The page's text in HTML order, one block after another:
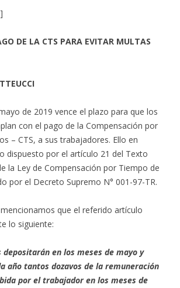
DE LA CTS PARA EVITAR MULTAS
de 2019 vence el plazo para que los
con el pago de la Compensación por
– CTS, a sus trabajadores. Ello en
dispuesto por el artículo 21 del Texto
la Ley de Compensación por Tiempo de
por el Decreto Supremo N° 001-97-TR.
que el referido artículo
lo siguiente:
depositarán en los meses de mayo y
año tantos dozavos de la remuneración
por el trabajador en los meses de